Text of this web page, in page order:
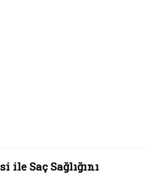
ile Saç Sağlığını